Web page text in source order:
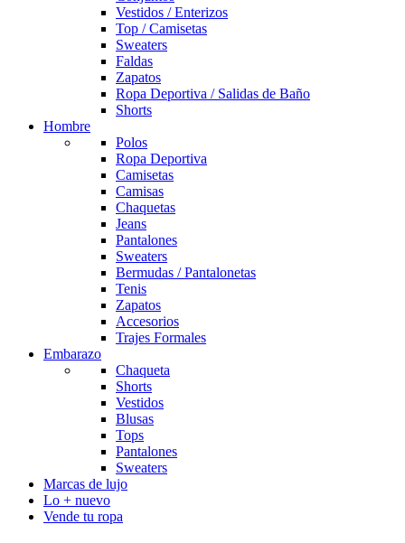
Vestidos / Enterizos
Top / Camisetas
Sweaters
Faldas
Zapatos
Ropa Deportiva / Salidas de Baño
Shorts
Hombre
Polos
Ropa Deportiva
Camisetas
Camisas
Chaquetas
Jeans
Pantalones
Sweaters
Bermudas / Pantalonetas
Tenis
Zapatos
Accesorios
Trajes Formales
Embarazo
Chaqueta
Shorts
Vestidos
Blusas
Tops
Pantalones
Sweaters
Marcas de lujo
Lo + nuevo
Vende tu ropa